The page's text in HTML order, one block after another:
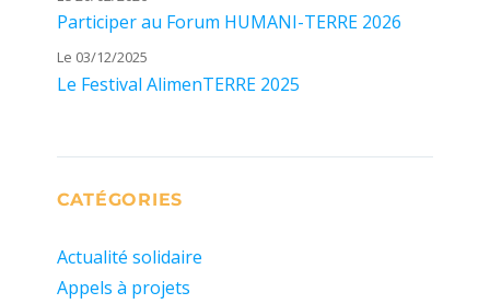
Participer au Forum HUMANI-TERRE 2026
Le 03/12/2025
Le Festival AlimenTERRE 2025
CATÉGORIES
Actualité solidaire
Appels à projets